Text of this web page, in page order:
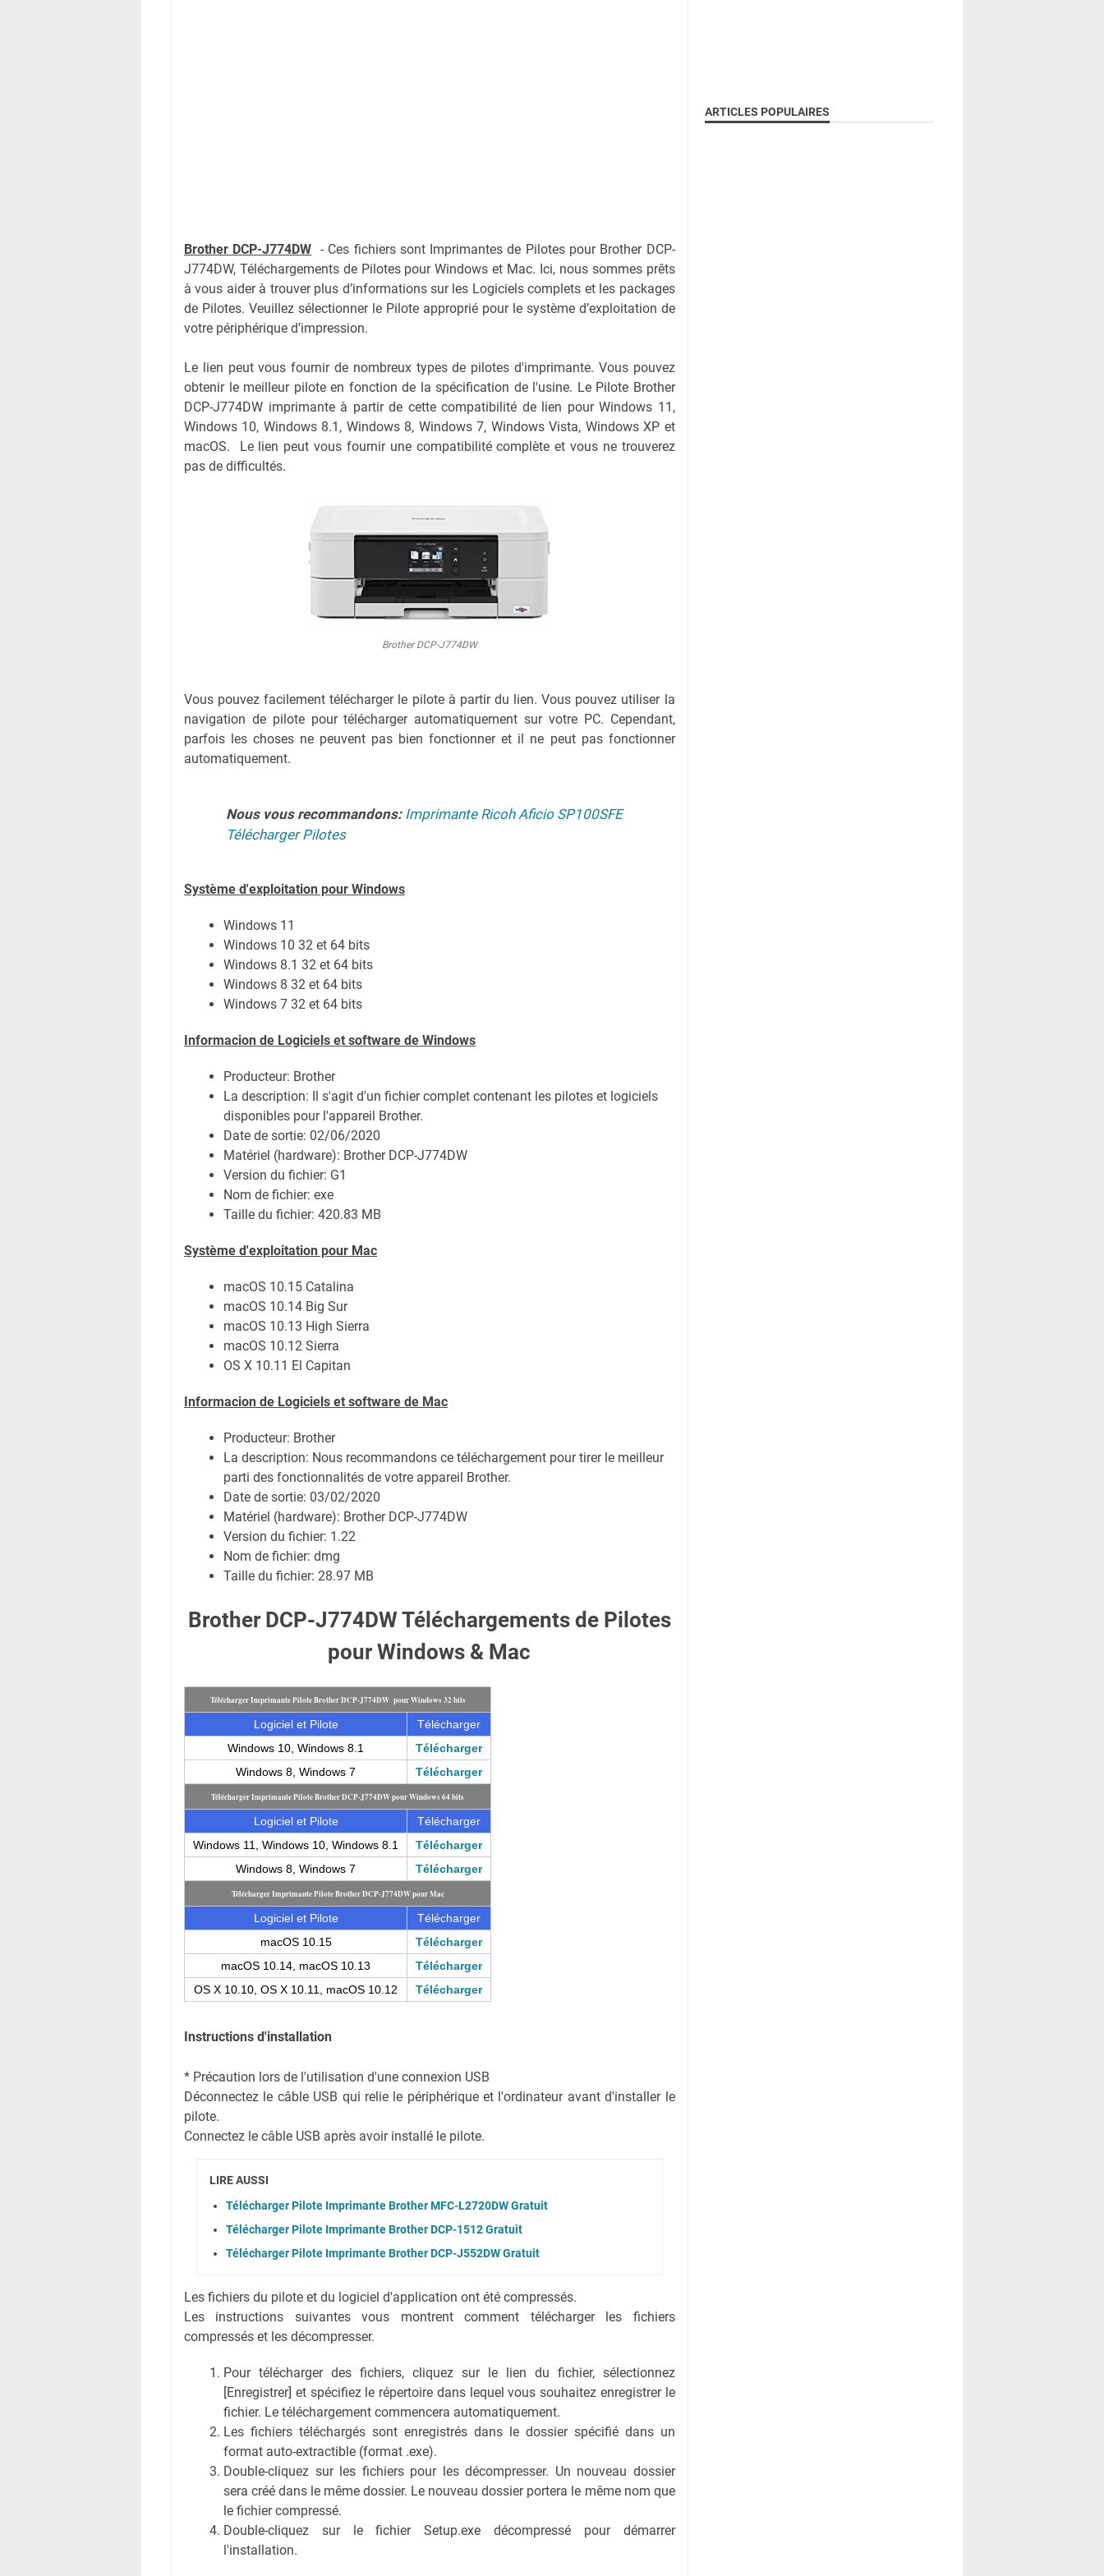
Brother DCP-J774DW - Ces fichiers sont Imprimantes de Pilotes pour Brother DCP-
J774DW, Téléchargements de Pilotes pour Windows et Mac. Ici, nous sommes prêts
à vous aider à trouver plus d’informations sur les Logiciels complets et les packages
de Pilotes. Veuillez sélectionner le Pilote approprié pour le système d’exploitation de
votre périphérique d’impression.
Le lien peut vous fournir de nombreux types de pilotes d'imprimante. Vous pouvez
obtenir le meilleur pilote en fonction de la spécification de l'usine. Le Pilote Brother
DCP-J774DW imprimante à partir de cette compatibilité de lien pour Windows 11,
Windows 10, Windows 8.1, Windows 8, Windows 7, Windows Vista, Windows XP et
macOS. Le lien peut vous fournir une compatibilité complète et vous ne trouverez
pas de difficultés.
Brother DCP-J774DW
Vous pouvez facilement télécharger le pilote à partir du lien.Vous pouvez utiliser la
navigation de pilote pour télécharger automatiquement sur votre PC. Cependant,
parfois les choses ne peuvent pas bien fonctionner et il ne peut pas fonctionner
automatiquement.
Nous vous recommandons: Imprimante Ricoh Aficio SP100SFE
Télécharger Pilotes
Système d'exploitation pour Windows
Windows 11
Windows 10 32 et 64 bits
Windows 8.1 32 et 64 bits
Windows 8 32 et 64 bits
Windows 7 32 et 64 bits
Informacion de Logiciels et software de Windows
Producteur: Brother
La description: Il s'agit d'un fichier complet contenant les pilotes et logiciels
disponibles pour l'appareil Brother.
Date de sortie: 02/06/2020
Matériel (hardware): Brother DCP-J774DW
Version du fichier: G1
Nom de fichier: exe
Taille du fichier: 420.83 MB
Système d'exploitation pour Mac
macOS 10.15 Catalina
macOS 10.14 Big Sur
macOS 10.13 High Sierra
macOS 10.12 Sierra
OS X 10.11 El Capitan
Informacion de Logiciels et software de Mac
Producteur: Brother
La description: Nous recommandons ce téléchargement pour tirer le meilleur
parti des fonctionnalités de votre appareil Brother.
Date de sortie: 03/02/2020
Matériel (hardware): Brother DCP-J774DW
Version du fichier: 1.22
Nom de fichier: dmg
Taille du fichier: 28.97 MB
Brother DCP-J774DW Téléchargements de Pilotes
pour Windows & Mac
Télécharger Imprimante Pilote Brother DCP-J774DW pour Windows 32 bits
Logiciel et Pilote
Télécharger
Windows 10, Windows 8.1
Télécharger
Windows 8, Windows 7
Télécharger
Télécharger Imprimante Pilote Brother DCP-J774DW pour Windows 64 bits
Logiciel et Pilote
Télécharger
Windows 11, Windows 10, Windows 8.1
Télécharger
Windows 8, Windows 7
Télécharger
Télécharger Imprimante Pilote Brother DCP-J774DW pour Mac
Logiciel et Pilote
Télécharger
macOS 10.15
Télécharger
macOS 10.14, macOS 10.13
Télécharger
OS X 10.10, OS X 10.11, macOS 10.12
Télécharger
Instructions d'installation
* Précaution lors de l'utilisation d'une connexion USB
Déconnectez le câble USB qui relie le périphérique et l'ordinateur avant d'installer le
pilote.
Connectez le câble USB après avoir installé le pilote.
LIRE AUSSI
Télécharger Pilote Imprimante Brother MFC-L2720DW Gratuit
Télécharger Pilote Imprimante Brother DCP-1512 Gratuit
Télécharger Pilote Imprimante Brother DCP-J552DW Gratuit
Les fichiers du pilote et du logiciel d'application ont été compressés.
Les instructions suivantes vous montrent comment télécharger les fichiers
compressés et les décompresser.
Pour télécharger des fichiers, cliquez sur le lien du fichier, sélectionnez
[Enregistrer] et spécifiez le répertoire dans lequel vous souhaitez enregistrer le
fichier. Le téléchargement commencera automatiquement.
Les fichiers téléchargés sont enregistrés dans le dossier spécifié dans un
format auto-extractible (format .exe).
Double-cliquez sur les fichiers pour les décompresser. Un nouveau dossier
sera créé dans le même dossier. Le nouveau dossier portera le même nom que
le fichier compressé.
Double-cliquez sur le fichier Setup.exe décompressé pour démarrer
l'installation.
ARTICLES POPULAIRES